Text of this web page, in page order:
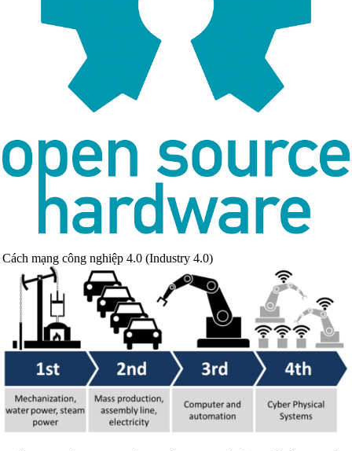
Cách mạng công nghiệp 4.0 (Industry 4.0)